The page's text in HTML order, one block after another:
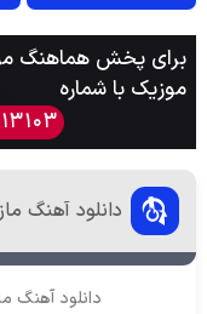
برای پخش هماهنگ
موزیک با شماره
دانلود آهنگ
دانلود آهنگ